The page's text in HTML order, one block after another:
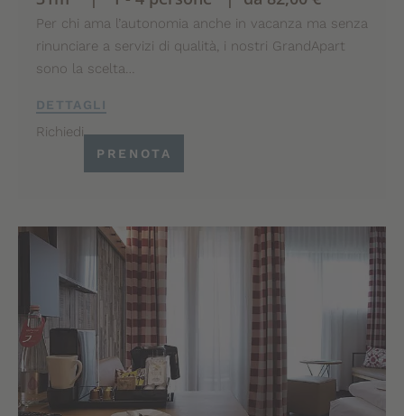
Per chi ama l’autonomia anche in vacanza ma senza
rinunciare a servizi di qualità, i nostri GrandApart
sono la scelta…
DETTAGLI
Richiedi
PRENOTA